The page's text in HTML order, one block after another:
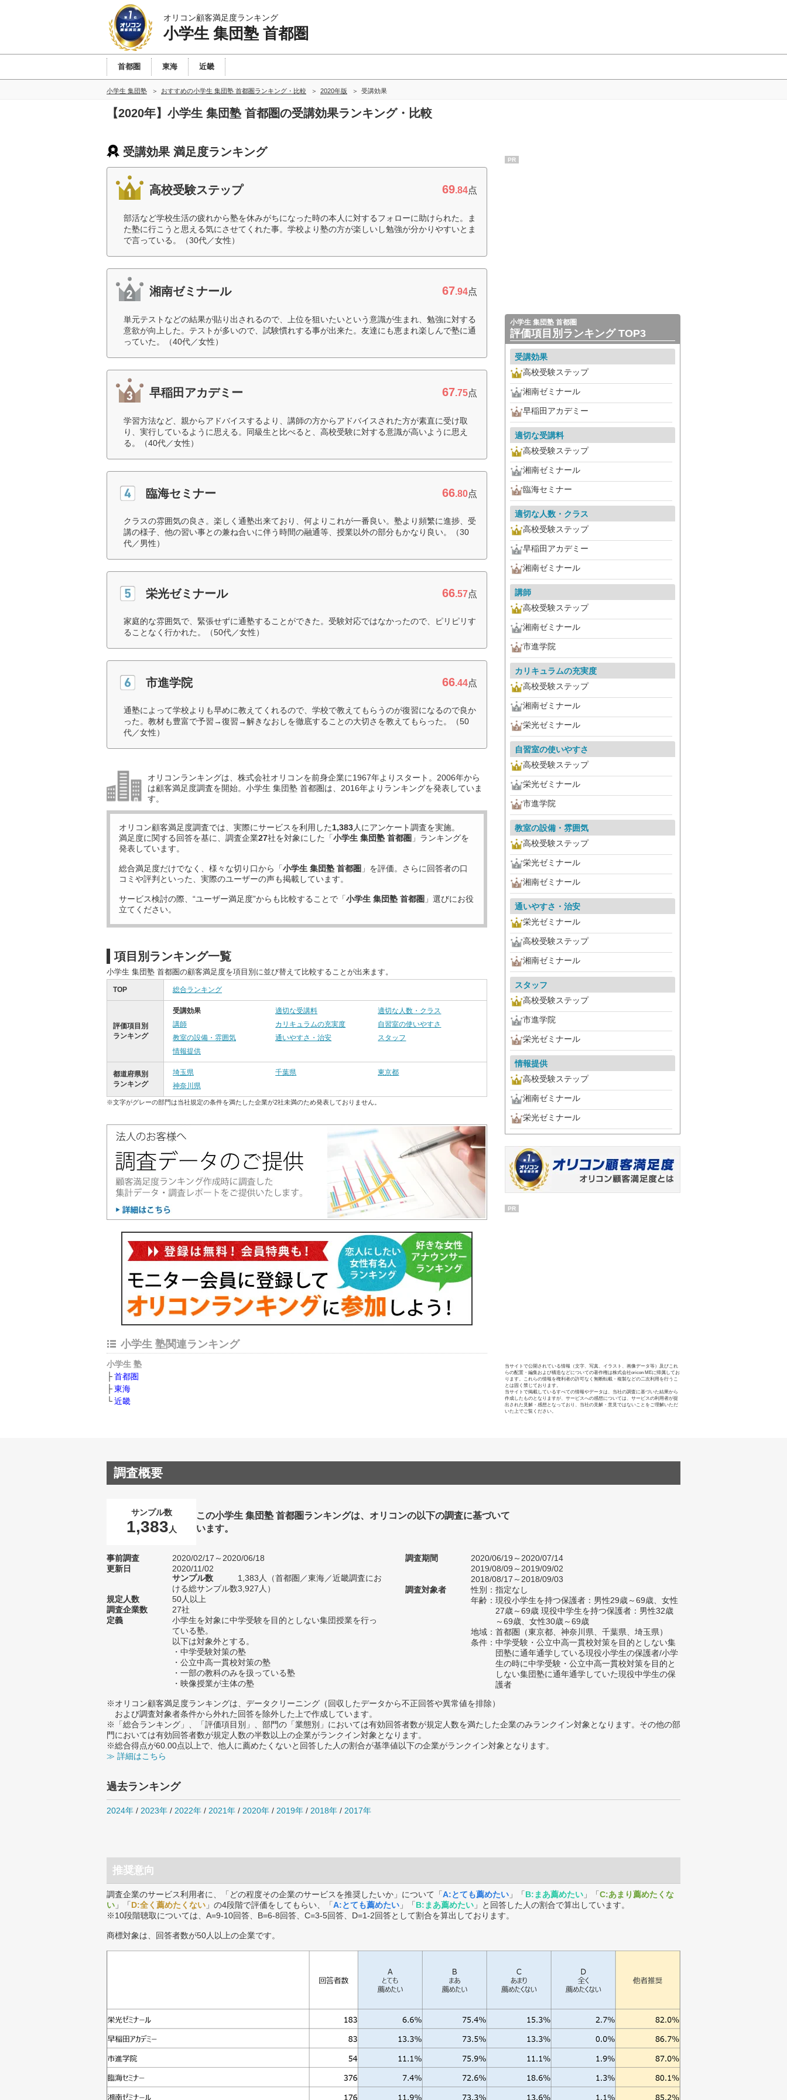
オリコン顧客満足度ランキング
小学生 集団塾 首都圏
首都圏 東海 近畿
小学生 集団塾 おすすめの小学生 集団塾 首都圏ランキング・比較 2020年版 受講効果
【2020年】小学生 集団塾 首都圏の受講効果ランキング・比較
受講効果 満足度ランキング
高校受験ステップ 69.84点
部活など学校生活の疲れから塾を休みがちになった時の本人に対するフォローに助けられた。ま
た塾に行こうと思える気にさせてくれた事。学校より塾の方が楽しいし勉強が分かりやすいとま
で言っている。（30代／女性）
湘南ゼミナール 67.94点
単元テストなどの結果が貼り出されるので、上位を狙いたいという意識が生まれ、勉強に対する
意欲が向上した。テストが多いので、試験慣れする事が出来た。友達にも恵まれ楽しんで塾に通
っていた。（40代／女性）
早稲田アカデミー 67.75点
学習方法など、親からアドバイスするより、講師の方からアドバイスされた方が素直に受け取
り、実行しているように思える。同級生と比べると、高校受験に対する意識が高いように思え
る。（40代／女性）
臨海セミナー 66.80点
クラスの雰囲気の良さ。楽しく通塾出来ており、何よりこれが一番良い。塾より頻繁に進捗、受
講の様子、他の習い事との兼ね合いに伴う時間の融通等、授業以外の部分もかなり良い。（30
代／男性）
栄光ゼミナール 66.57点
家庭的な雰囲気で、緊張せずに通塾することができた。受験対応ではなかったので、ピリピリす
ることなく行かれた。（50代／女性）
市進学院 66.44点
通塾によって学校よりも早めに教えてくれるので、学校で教えてもらうのが復習になるので良か
った。教材も豊富で予習→復習→解きなおしを徹底することの大切さを教えてもらった。（50
代／女性）
オリコンランキングは、株式会社オリコンを前身企業に1967年よりスタート。2006年から
は顧客満足度調査を開始。小学生 集団塾 首都圏は、2016年よりランキングを発表していま
す。
オリコン顧客満足度調査では、実際にサービスを利用した1,383人にアンケート調査を実施。
満足度に関する回答を基に、調査企業27社を対象にした「小学生 集団塾 首都圏 」ランキングを
発表しています。
総合満足度だけでなく、様々な切り口から「小学生 集団塾 首都圏 」を評価。さらに回答者の口
コミや評判といった、実際のユーザーの声も掲載しています。
サービス検討の際、“ユーザー満足度”からも比較することで「小学生 集団塾 首都圏 」選びにお役
立てください。
項目別ランキング一覧
小学生 集団塾 首都圏の顧客満足度を項目別に並び替えて比較することが出来ます。
TOP 総合ランキング
評価項目別
ランキング
受講効果 適切な受講料
適切な人数・クラス
講師
カリキュラムの充実度
自習室の使いやすさ
教室の設備・雰囲気
通いやすさ・治安
スタッフ
情報提供
都道府県別
ランキング
埼玉県 千葉県
東京都
神奈川県
※文字がグレーの部門は当社規定の条件を満たした企業が2社未満のため発表しておりません。
小学生 塾関連ランキング
小学生 塾
首都圏
東海
近畿
PR
小学生 集団塾 首都圏
評価項目別ランキング TOP3
受講効果
高校受験ステップ
湘南ゼミナール
早稲田アカデミー
適切な受講料
高校受験ステップ
湘南ゼミナール
臨海セミナー
適切な人数・クラス
高校受験ステップ
早稲田アカデミー
湘南ゼミナール
講師
高校受験ステップ
湘南ゼミナール
市進学院
カリキュラムの充実度
高校受験ステップ
湘南ゼミナール
栄光ゼミナール
自習室の使いやすさ
高校受験ステップ
栄光ゼミナール
市進学院
教室の設備・雰囲気
高校受験ステップ
栄光ゼミナール
湘南ゼミナール
通いやすさ・治安
栄光ゼミナール
高校受験ステップ
湘南ゼミナール
スタッフ
高校受験ステップ
市進学院
栄光ゼミナール
情報提供
高校受験ステップ
湘南ゼミナール
栄光ゼミナール
PR
当サイトで公開されている情報（文字、写真、イラスト、画像データ等）及びこれ
らの配置・編集および構造などについての著作権は株式会社oricon MEに帰属してお
ります。これらの情報を権利者の許可なく無断転載・複製などの二次利用を行うこ
とは固く禁じております。
当サイトで掲載しているすべての情報やデータは、当社の調査に基づいた結果から
作成したものとなりますが、サービスへの感想については、サービスの利用者が提
出された見解・感想となっており、当社の見解・意見ではないことをご理解いただ
いた上でご覧ください。
調査概要
サンプル数
1,383 人
この小学生 集団塾 首都圏ランキングは、オリコンの以下の調査に基づいて
います。
事前調査
2020/02/17～2020/06/18
更新日
2020/11/02
サンプル数
1,383人（首都圏／東海／近畿調査にお
ける総サンプル数3,927人）
規定人数
50人以上
調査企業数
27社
定義
小学生を対象に中学受験を目的としない集団授業を行っ
ている塾。
以下は対象外とする。
・中学受験対策の塾
・公立中高一貫校対策の塾
・一部の教科のみを扱っている塾
・映像授業が主体の塾
調査期間
2020/06/19～2020/07/14
2019/08/09～2019/09/02
2018/08/17～2018/09/03
調査対象者
性別：指定なし
年齢：現役小学生を持つ保護者：男性29歳～69歳、女性
27歳～69歳 現役中学生を持つ保護者：男性32歳
～69歳、女性30歳～69歳
地域：首都圏（東京都、神奈川県、千葉県、埼玉県）
条件：中学受験・公立中高一貫校対策を目的としない集
団塾に通年通学している現役小学生の保護者/小学
生の時に中学受験・公立中高一貫校対策を目的と
しない集団塾に通年通学していた現役中学生の保
護者
※オリコン顧客満足度ランキングは、データクリーニング（回収したデータから不正回答や異常値を排除）
および調査対象者条件から外れた回答を除外した上で作成しています。
※「総合ランキング」、「評価項目別」、部門の「業態別」においては有効回答者数が規定人数を満たした企業のみランクイン対象となります。その他の部
門においては有効回答者数が規定人数の半数以上の企業がランクイン対象となります。
※総合得点が60.00点以上で、他人に薦めたくないと回答した人の割合が基準値以下の企業がランクイン対象となります。
≫ 詳細はこちら
過去ランキング
2024年 / 2023年 / 2022年 / 2021年 / 2020年 / 2019年 / 2018年 / 2017年
推奨意向
調査企業のサービス利用者に、「どの程度その企業のサービスを推奨したいか」について「A:とても薦めたい 」「B:まあ薦めたい 」「C:あまり薦めたくな
い 」「D:全く薦めたくない 」の4段階で評価をしてもらい、「A:とても薦めたい 」「B:まあ薦めたい 」と回答した人の割合で算出しています。
※10段階聴取については、A=9-10回答、B=6-8回答、C=3-5回答、D=1-2回答として割合を算出しております。
商標対象は、回答者数が50人以上の企業です。